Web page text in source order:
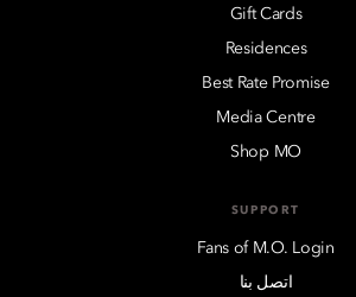
Gift Cards
Residences
Best Rate Promise
Media Centre
Shop MO
SUPPORT
Fans of M.O. Login
اتصل بنا